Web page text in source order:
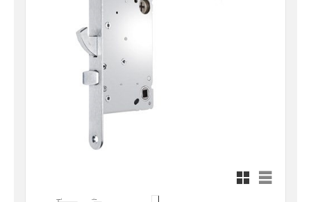
Rutnätsvy
Listvy